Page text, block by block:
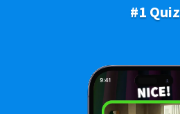
#1 Quiz